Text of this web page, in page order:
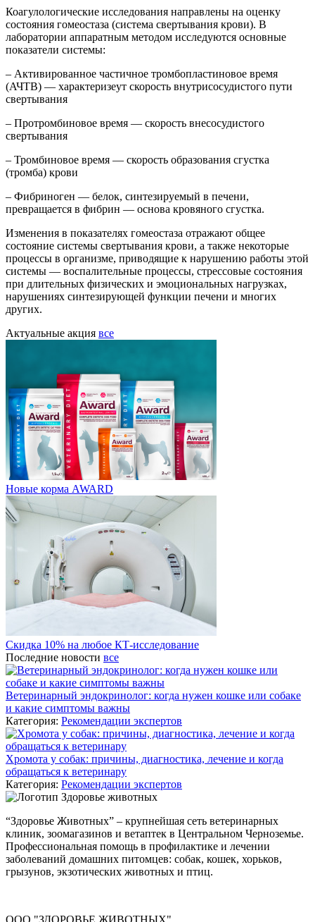
Коагулологические исследования направлены на оценку
состояния гомеостаза (система свертывания крови). В
лаборатории аппаратным методом исследуются основные
показатели системы:
– Активированное частичное тромбопластиновое время
(АЧТВ) — характеризеут скорость внутрисосудистого пути
свертывания
– Протромбиновое время — скорость внесосудистого
свертывания
– Тромбиновое время — скорость образования сгустка
(тромба) крови
– Фибриноген — белок, синтезируемый в печени,
превращается в фибрин — основа кровяного сгустка.
Изменения в показателях гомеостаза отражают общее
состояние системы свертывания крови, а также некоторые
процессы в организме, приводящие к нарушению работы этой
системы — воспалительные процессы, стрессовые состояния
при длительных физических и эмоциональных нагрузках,
нарушениях синтезирующей функции печени и многих
других.
Актуальные акция все
Новые корма AWARD
Скидка 10% на любое КТ-исследование
Последние новости все
Ветеринарный эндокринолог: когда нужен кошке или собаке
и какие симптомы важны
Категория: Рекомендации экспертов
Хромота у собак: причины, диагностика, лечение и когда
обращаться к ветеринару
Категория: Рекомендации экспертов
“Здоровье Животных” – крупнейшая сеть ветеринарных
клиник, зоомагазинов и ветаптек в Центральном Черноземье.
Профессиональная помощь в профилактике и лечении
заболеваний домашних питомцев: собак, кошек, хорьков,
грызунов, экзотических животных и птиц.
ООО "ЗДОРОВЬЕ ЖИВОТНЫХ"